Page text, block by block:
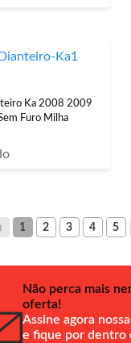
Ka 2008 2009
Furo Milha
1 2 3 4 5
Não perca mais
oferta!
Assine agora
e fique por dentro